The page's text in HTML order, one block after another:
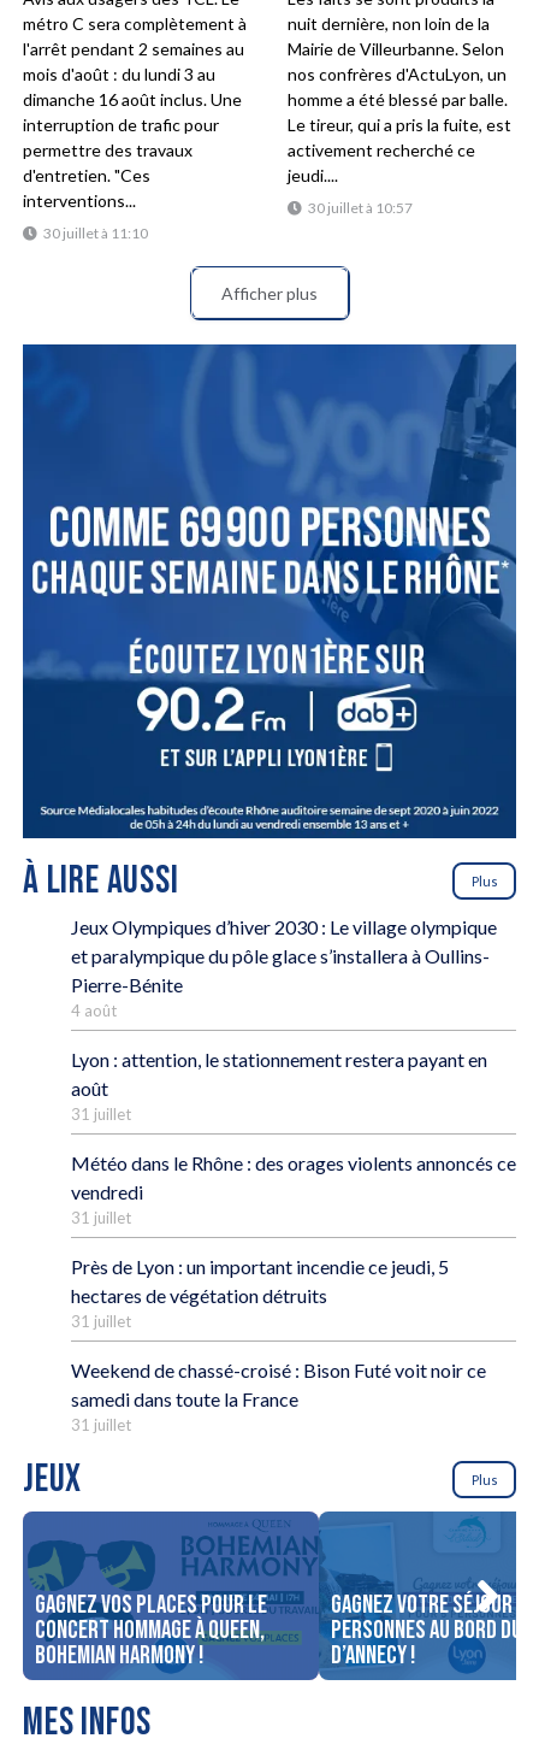
30 juillet à 11:10
métro C sera complètement à
l'arrêt pendant 2 semaines au
mois d'août : du lundi 3 au
dimanche 16 août inclus. Une
interruption de trafic pour
permettre des travaux
d'entretien. "Ces
interventions...
30 juillet à 10:57
nuit dernière, non loin de la
Mairie de Villeurbanne. Selon
nos confrères d'ActuLyon, un
homme a été blessé par balle.
Le tireur, qui a pris la fuite, est
activement recherché ce
jeudi....
Afficher plus
À LIRE AUSSI Plus
Jeux Olympiques d’hiver 2030 : Le village olympique
et paralympique du pôle glace s’installera à Oullins-
Pierre-Bénite
4 août
Lyon : attention, le stationnement restera payant en
août
31 juillet
Météo dans le Rhône : des orages violents annoncés ce
vendredi
31 juillet
Près de Lyon : un important incendie ce jeudi, 5
hectares de végétation détruits
31 juillet
Weekend de chassé-croisé : Bison Futé voit noir ce
samedi dans toute la France
31 juillet
JEUX Plus
Gagnez vos places pour le
concert Hommage à Queen,
Bohemian Harmony !
Gagnez votre séjour
personnes au bord du
d’Annecy !
MES INFOS